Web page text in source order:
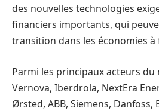
des nouvelles technologies
financiers importants, qui
transition dans les économies à
Parmi les principaux acteurs du
Vernova, Iberdrola, NextEra
Ørsted, ABB, Siemens, Danfoss,